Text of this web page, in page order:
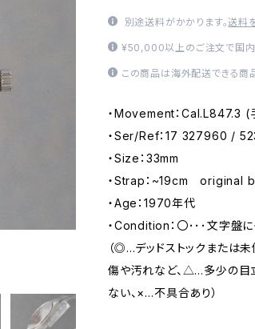
別途送料がかかります。送料
¥50,000以上のご注文で国内
この商品は海外配送できる商
・Movement：Cal.L847.3
・Ser/Ref：17 327960 /
・Size：33mm
・Strap：~19cm original
・Age：1970年代
・Condition：〇･･･文字盤
（◎…デッドストックまたは
傷や汚れなど、△…多少の目
ない、×…不具合あり）